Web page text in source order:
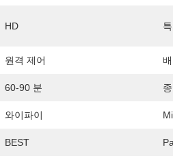
HD
원격 제어
60-90 분
와이파이
BEST